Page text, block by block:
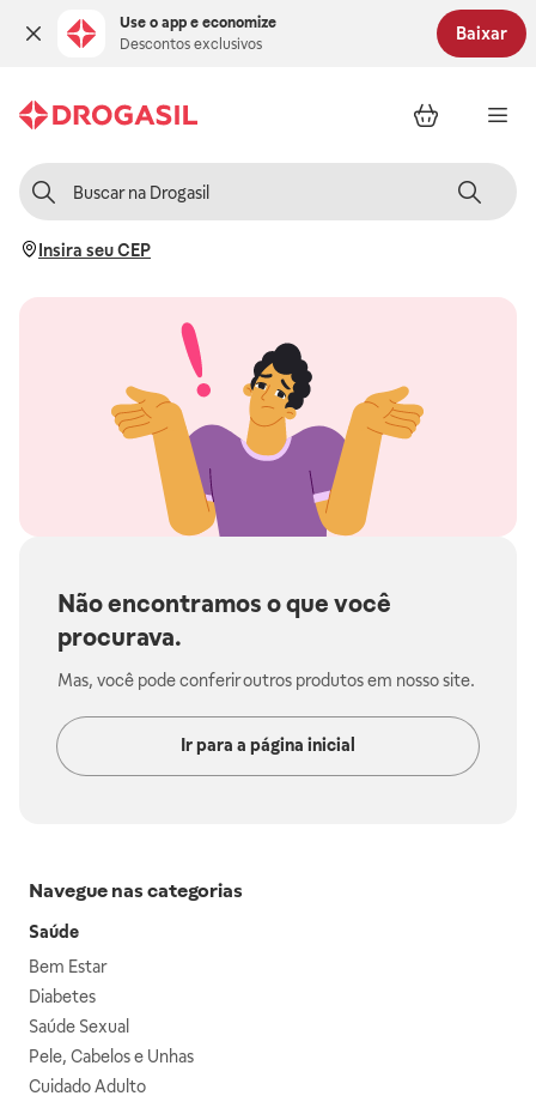
Use o app e economize
Descontos exclusivos
Baixar
Insira seu CEP
Não encontramos o que você
procurava.
Mas, você pode conferir outros produtos em nosso site.
Ir para a página inicial
Navegue nas categorias
Saúde
Bem Estar
Diabetes
Saúde Sexual
Pele, Cabelos e Unhas
Cuidado Adulto